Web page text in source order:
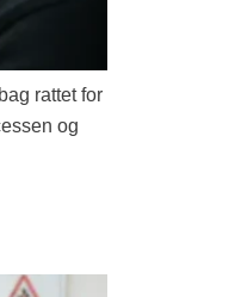
rattet for
og